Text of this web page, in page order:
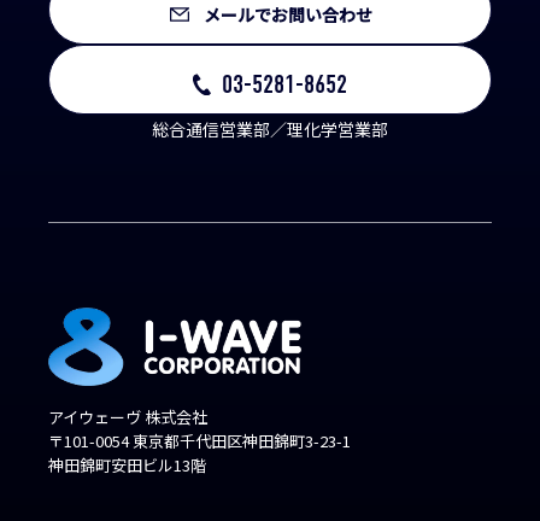
メールでお問い合わせ
03-5281-8652
総合通信営業部／理化学営業部
アイウェーヴ 株式会社
〒101-0054 東京都千代田区神田錦町3-23-1
神田錦町安田ビル13階